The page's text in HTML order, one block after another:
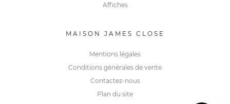
Affiches
MAISON JAMES CLOSE
Mentions légales
Conditions générales de vente
Contactez-nous
Plan du site